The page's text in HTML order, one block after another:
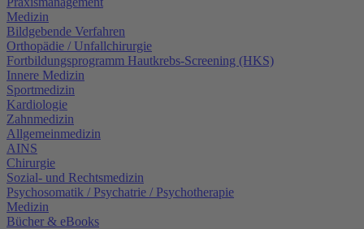
Medizin
Bildgebende Verfahren
Orthopädie / Unfallchirurgie
Fortbildungsprogramm Hautkrebs-Screening (HKS)
Innere Medizin
Sportmedizin
Kardiologie
Zahnmedizin
Allgemeinmedizin
AINS
Chirurgie
Sozial- und Rechtsmedizin
Psychosomatik / Psychatrie / Psychotherapie
Medizin
Bücher & eBooks